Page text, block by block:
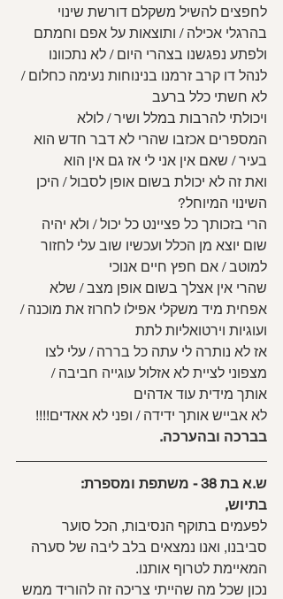
לחפצים להשיל משקלם דורשת שינוי
בהרגלי אכילה / ותוצאות על אפם וחמתם
ולפתע נפגשנו בצהרי היום / לא נתכוונו
לנהל דו קרב זרמנו בנינוחות נעימה כחלום /
לא חשתי כלל ברעב
ויכולתי להרבות במלל ושיר / לולא
המספרים אכזבו שהרי לא דבר חדש הוא
בעיר / שאם אין אני לי אז גם אין הוא
ואת זה לא יכולת בשום אופן לסבול / היכן
השינוי המיוחל?
הרי בזכותך כל פציינט כל יכול / ולא יהיה
שום יוצא מן הכלל ועכשיו שוב עלי לחזור
למוטב / אם חפץ חיים אנוכי
שהרי אין אצלך בשום אופן מצב / שלא
אפחית מיד משקלי אפילו לחרוז את מוכנה /
ועוגיות וירטואליות לתת
אז לא נותרה לי עתה כל בררה / עלי לצו
מצפוני לציית לא אזלול עוגייה חביבה /
אותך מידית עוד אדהים
לא אבייש אותך ידידה / ופני לא אאדים!!!!
בברכה ובהערכה.
ש.א בת 38 - משתפת ומספרת:
בתיוש,
לפעמים בתוקף הנסיבות, הכל סוער
סביבנו, ואנו נמצאים בלב ליבה של סערה
המאיימת לטרוף אותנו.
נכון שכל מה שהייתי צריכה זה להוריד ממש